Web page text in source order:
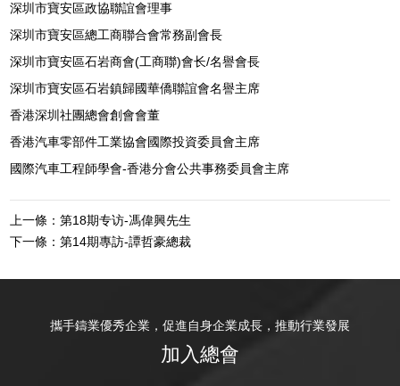
深圳市寶安區政協聯誼會理事
深圳市寶安區總工商聯合會常務副會長
深圳市寶安區石岩商會(工商聯)會长/名譽會長
深圳市寶安區石岩鎮歸國華僑聯誼會名譽主席
香港深圳社團總會創會會董
香港汽車零部件工業協會國際投資委員會主席
國際汽車工程師學會-香港分會公共事務委員會主席
上一條：第18期专访-馮偉興先生
下一條：第14期專訪-譚哲豪總裁
攜手鑄業優秀企業，促進自身企業成長，推動行業發展
加入總會